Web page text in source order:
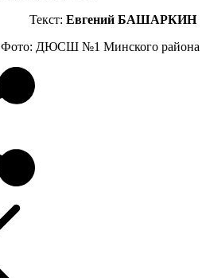
Текст: Евгений БАШАРКИН
Фото: ДЮСШ №1 Минского района